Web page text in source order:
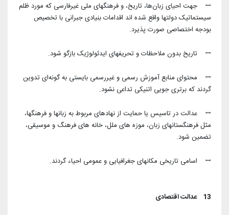
ꟷ جهت احیای زبان‌ها، تاریخ، و فرهنگهای ملی غیرفارسی که مورد ظلم
سیستماتیک دولتها واقع شده اند اقدامات بنیادی جبرانی با تخصیص
بودجه اختصاصی صورت پذیرد.
ꟷ تاریخ بدون ملاحظات و تحریفهای ایدئولوژیک بازگو شود.
ꟷ محتوای منابع آموزش رسمی و غیررسمی بایستی به گونه‌ای تدوین
گردند که برتری جویی اتنیکی تداعی نشود.
ꟷ عدالت در تاسیس یا حمایت از نهادهای مربوط به زبانها و فرهنگها،
مثل فرهنگستانهای زبان، موزه های ملل، خانه های فرهنگ و موسیقی،
تضمین شود.
ꟷ اسامی تاریخی مکانهای جغرافیایی و عمومی احیاء گردند.
13 عدالت اقتصادی